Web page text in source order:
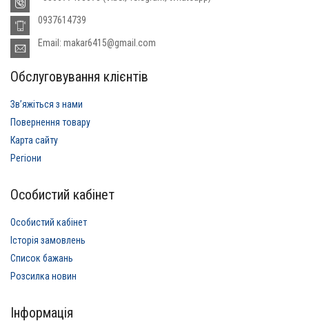
0937614739
Email: makar6415@gmail.com
Обслуговування клієнтів
Звʼяжіться з нами
Повернення товару
Карта сайту
Регіони
Особистий кабінет
Особистий кабінет
Історія замовлень
Список бажань
Розсилка новин
Інформація